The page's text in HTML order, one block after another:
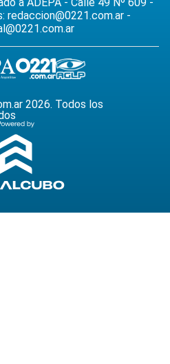
a ADEPA - Calle 49 Nº 609 -
redaccion@0221.com.ar -
2026. Todos los